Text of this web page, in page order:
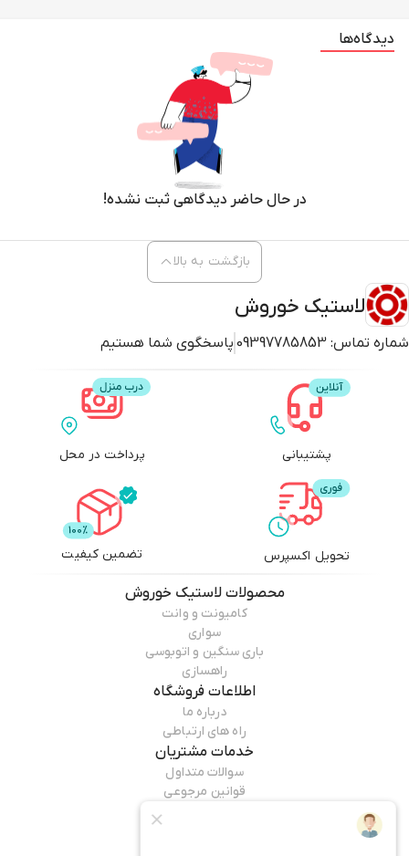
دیدگاه‌ها
در حال حاضر دیدگاهی ثبت نشده!
لاستیک خوروش
شماره تماس: 09397785853 پاسخگوی شما هستیم
بازگشت به بالا
پشتیبانی پرداخت در محل
تحویل اکسپرس تضمین کیفیت
محصولاتلاستیک خوروش
کامیونت و وانت
سواری
باری سنگین و اتوبوسی
راهسازی
اطلاعات فروشگاه
درباره ما
راه های ارتباطی
خدمات مشتریان
سوالات متداول
قوانین مرجوعی